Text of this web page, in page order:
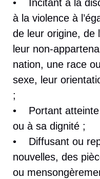
• Incitant à la
à la violence à
de leur origine, de
leur non-
nation, une race
sexe, leur
;
• Portant atteinte
ou à sa dignité ;
• Diffusant ou
nouvelles, des
ou